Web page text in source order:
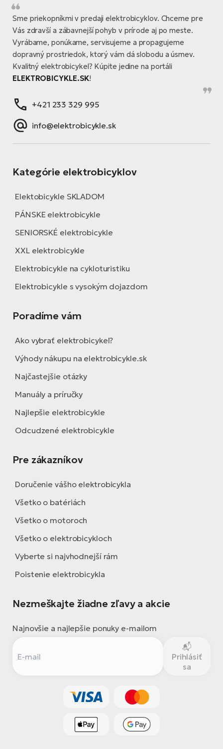
Sme priekopníkmi v predaji elektrobicyklov. Chceme pre
Vás zdravší a zábavnejší pohyb v prírode aj po meste.
Vyrábame, ponúkame, servisujeme a propagujeme
dopravný prostriedok, ktorý vám dá slobodu a úsmev.
Kvalitný elektrobicykel? Kúpite jedine na portáli
ELEKTROBICYKLE.SK!
+421 233 329 995
info@elektrobicykle.sk
Kategórie elektrobicyklov
Elektobicykle SKLADOM
PÁNSKE elektrobicykle
SENIORSKÉ elektrobicykle
XXL elektrobicykle
Elektrobicykle na cykloturistiku
Elektrobicykle s vysokým dojazdom
Poradíme vám
Ako vybrať elektrobicykel?
Výhody nákupu na elektrobicykle.sk
Najčastejšie otázky
Manuály a príručky
Najlepšie elektrobicykle
Odcudzené elektrobicykle
Pre zákazníkov
Doručenie vášho elektrobicykla
Všetko o batériách
Všetko o motoroch
Všetko o elektrobicykloch
Vyberte si najvhodnejší rám
Poistenie elektrobicykla
Nezmeškajte žiadne zľavy a akcie
Najnovšie a najlepšie ponuky e-mailom
Prihlásiť
sa